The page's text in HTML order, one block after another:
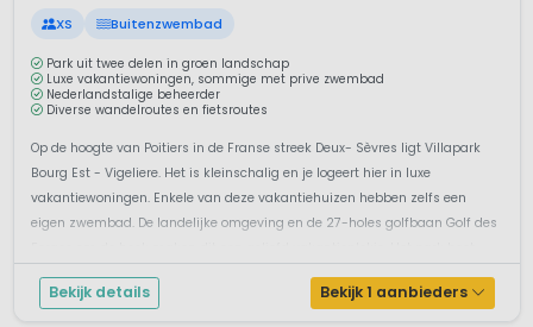
XS Buitenzwembad
Park uit twee delen in groen landschap
Luxe vakantiewoningen, sommige met prive zwembad
Nederlandstalige beheerder
Diverse wandelroutes en fietsroutes
Op de hoogte van Poitiers in de Franse streek Deux- Sèvres ligt Villapark
Bourg Est - Vigeliere. Het is kleinschalig en je logeert hier in luxe
vakantiewoningen. Enkele van deze vakantiehuizen hebben zelfs een
eigen zwembad. De landelijke omgeving en de 27-holes golfbaan Golf des
Bekijk details Bekijk 1 aanbieders